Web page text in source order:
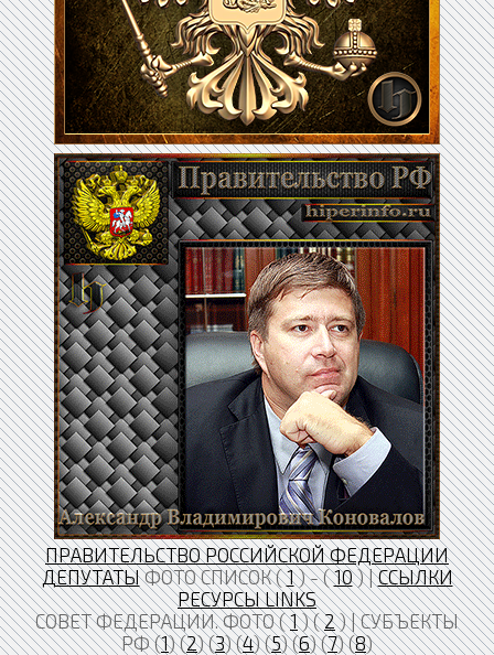
ПРАВИТЕЛЬСТВО РОССИЙСКОЙ ФЕДЕРАЦИИ
ДЕПУТАТЫФОТО СПИСОК (1) - (10) |ССЫЛКИ
РЕСУРСЫ LINKS
СОВЕТ ФЕДЕРАЦИИ. ФОТО (1) (2) | СУБЪЕКТЫ
РФ (1) (2) (3) (4) (5) (6) (7) (8)